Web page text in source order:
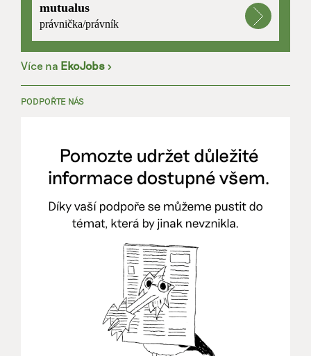
mutualus
právnička/právník
Více na EkoJobs >
PODPOŘTE NÁS